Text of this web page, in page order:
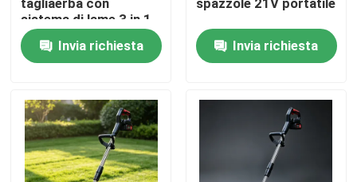
Video
Su di noi
display di fabbrica
tagliaerba con
sistema di lame 3 in 1
Invia richiesta
spazzole 21V portatile
Invia richiesta